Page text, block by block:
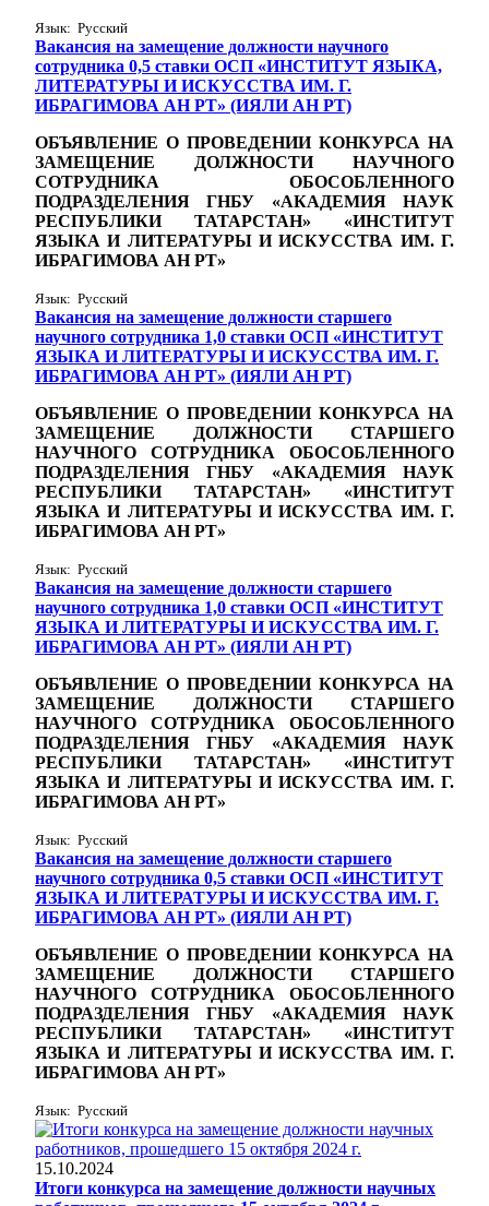
Язык: Русский
Вакансия на замещение должности научного
сотрудника 0,5 ставки ОСП «ИНСТИТУТ ЯЗЫКА,
ЛИТЕРАТУРЫ И ИСКУССТВА ИМ. Г.
ИБРАГИМОВА АН РТ» (ИЯЛИ АН РТ)
ОБЪЯВЛЕНИЕ О ПРОВЕДЕНИИ КОНКУРСА НА
ЗАМЕЩЕНИЕ ДОЛЖНОСТИ НАУЧНОГО
СОТРУДНИКА ОБОСОБЛЕННОГО
ПОДРАЗДЕЛЕНИЯ ГНБУ «АКАДЕМИЯ НАУК
РЕСПУБЛИКИ ТАТАРСТАН» «ИНСТИТУТ
ЯЗЫКА И ЛИТЕРАТУРЫ И ИСКУССТВА ИМ. Г.
ИБРАГИМОВА АН РТ»
Язык: Русский
Вакансия на замещение должности старшего
научного сотрудника 1,0 ставки ОСП «ИНСТИТУТ
ЯЗЫКА И ЛИТЕРАТУРЫ И ИСКУССТВА ИМ. Г.
ИБРАГИМОВА АН РТ» (ИЯЛИ АН РТ)
ОБЪЯВЛЕНИЕ О ПРОВЕДЕНИИ КОНКУРСА НА
ЗАМЕЩЕНИЕ ДОЛЖНОСТИ СТАРШЕГО
НАУЧНОГО СОТРУДНИКА ОБОСОБЛЕННОГО
ПОДРАЗДЕЛЕНИЯ ГНБУ «АКАДЕМИЯ НАУК
РЕСПУБЛИКИ ТАТАРСТАН» «ИНСТИТУТ
ЯЗЫКА И ЛИТЕРАТУРЫ И ИСКУССТВА ИМ. Г.
ИБРАГИМОВА АН РТ»
Язык: Русский
Вакансия на замещение должности старшего
научного сотрудника 1,0 ставки ОСП «ИНСТИТУТ
ЯЗЫКА И ЛИТЕРАТУРЫ И ИСКУССТВА ИМ. Г.
ИБРАГИМОВА АН РТ» (ИЯЛИ АН РТ)
ОБЪЯВЛЕНИЕ О ПРОВЕДЕНИИ КОНКУРСА НА
ЗАМЕЩЕНИЕ ДОЛЖНОСТИ СТАРШЕГО
НАУЧНОГО СОТРУДНИКА ОБОСОБЛЕННОГО
ПОДРАЗДЕЛЕНИЯ ГНБУ «АКАДЕМИЯ НАУК
РЕСПУБЛИКИ ТАТАРСТАН» «ИНСТИТУТ
ЯЗЫКА И ЛИТЕРАТУРЫ И ИСКУССТВА ИМ. Г.
ИБРАГИМОВА АН РТ»
Язык: Русский
Вакансия на замещение должности старшего
научного сотрудника 0,5 ставки ОСП «ИНСТИТУТ
ЯЗЫКА И ЛИТЕРАТУРЫ И ИСКУССТВА ИМ. Г.
ИБРАГИМОВА АН РТ» (ИЯЛИ АН РТ)
ОБЪЯВЛЕНИЕ О ПРОВЕДЕНИИ КОНКУРСА НА
ЗАМЕЩЕНИЕ ДОЛЖНОСТИ СТАРШЕГО
НАУЧНОГО СОТРУДНИКА ОБОСОБЛЕННОГО
ПОДРАЗДЕЛЕНИЯ ГНБУ «АКАДЕМИЯ НАУК
РЕСПУБЛИКИ ТАТАРСТАН» «ИНСТИТУТ
ЯЗЫКА И ЛИТЕРАТУРЫ И ИСКУССТВА ИМ. Г.
ИБРАГИМОВА АН РТ»
Язык: Русский
15.10.2024
Итоги конкурса на замещение должности научных